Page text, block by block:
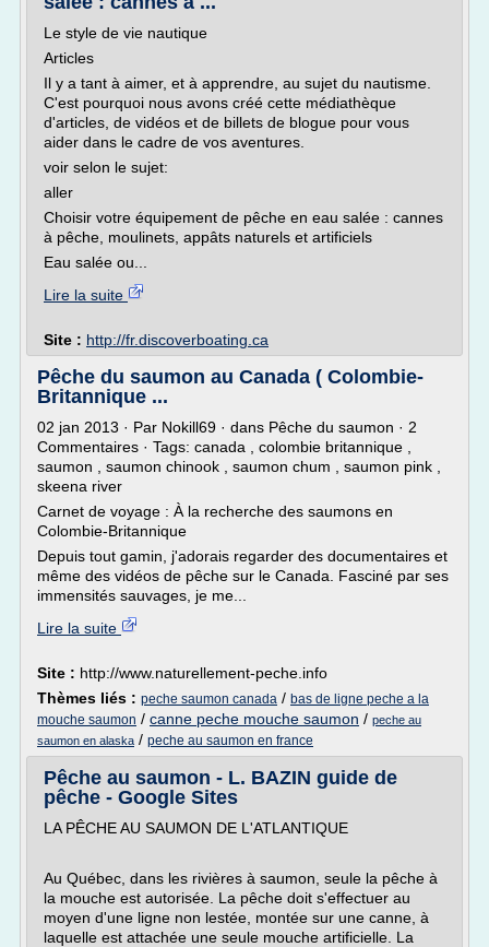
Le style de vie nautique
Articles
Il y a tant à aimer, et à apprendre, au sujet du nautisme.
C'est pourquoi nous avons créé cette médiathèque
d'articles, de vidéos et de billets de blogue pour vous
aider dans le cadre de vos aventures.
voir selon le sujet:
aller
Choisir votre équipement de pêche en eau salée : cannes
à pêche, moulinets, appâts naturels et artificiels
Eau salée ou...
Lire la suite
Site : http://fr.discoverboating.ca
Pêche du saumon au Canada ( Colombie-
Britannique ...
02 jan 2013 · Par Nokill69 · dans Pêche du saumon · 2
Commentaires · Tags: canada , colombie britannique ,
saumon , saumon chinook , saumon chum , saumon pink ,
skeena river
Carnet de voyage : À la recherche des saumons en
Colombie-Britannique
Depuis tout gamin, j'adorais regarder des documentaires et
même des vidéos de pêche sur le Canada. Fasciné par ses
immensités sauvages, je me...
Lire la suite
Site : http://www.naturellement-peche.info
Thèmes liés : peche saumon canada / bas de ligne peche a la
mouche saumon / canne peche mouche saumon / peche au
saumon en alaska / peche au saumon en france
Pêche au saumon - L. BAZIN guide de
pêche - Google Sites
LA PÊCHE AU SAUMON DE L'ATLANTIQUE
Au Québec, dans les rivières à saumon, seule la pêche à
la mouche est autorisée. La pêche doit s'effectuer au
moyen d'une ligne non lestée, montée sur une canne, à
laquelle est attachée une seule mouche artificielle. La